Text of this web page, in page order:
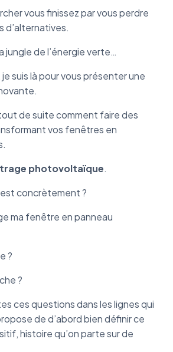
vous finissez par vous perdre
d’alternatives.
jungle de l’énergie verte…
je suis là pour vous présenter une
de suite comment faire des
vos fenêtres en
photovoltaïque.
concrètement ?
ma fenêtre en panneau
?
?
ces questions dans les lignes qui
de d’abord bien définir ce
histoire qu’on parte sur de